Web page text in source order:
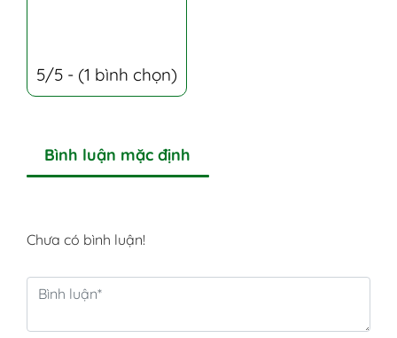
5/5 - (1 bình chọn)
Bình luận mặc định
Chưa có bình luận!